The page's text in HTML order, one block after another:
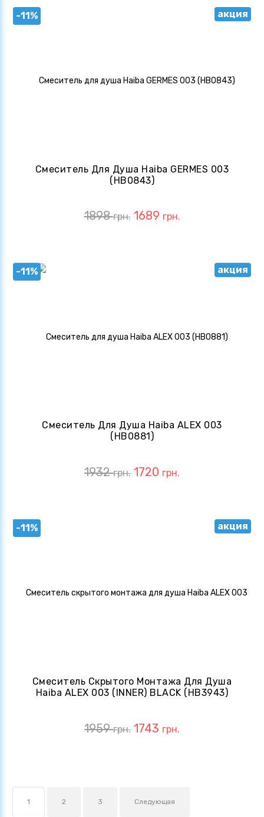
-11% акция
Смеситель Для Душа Haiba GERMES 003
(HB0843)
1898грн. 1689 грн.
-11% акция
Смеситель Для Душа Haiba ALEX 003
(HB0881)
1932грн. 1720 грн.
-11% акция
Смеситель Скрытого Монтажа Для Душа
Haiba ALEX 003 (INNER) BLACK (HB3943)
1959грн. 1743 грн.
1 2 3 Следующая